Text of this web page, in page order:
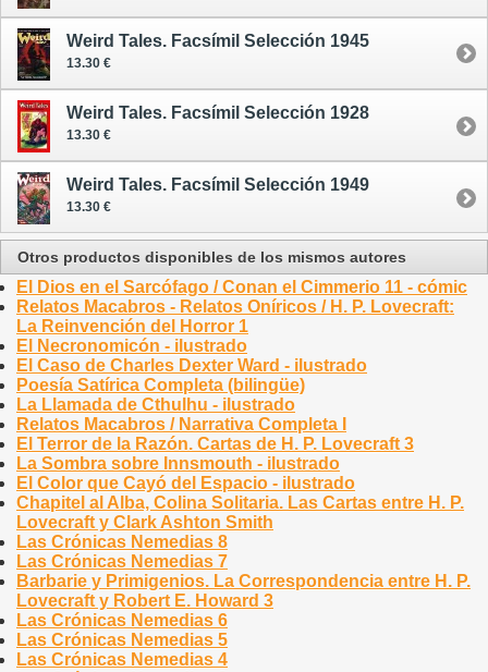
Weird Tales. Facsímil Selección 1945
13.30 €
Weird Tales. Facsímil Selección 1928
13.30 €
Weird Tales. Facsímil Selección 1949
13.30 €
Otros productos disponibles de los mismos autores
El Dios en el Sarcófago / Conan el Cimmerio 11 - cómic
Relatos Macabros - Relatos Oníricos / H. P. Lovecraft:
La Reinvención del Horror 1
El Necronomicón - ilustrado
El Caso de Charles Dexter Ward - ilustrado
Poesía Satírica Completa (bilingüe)
La Llamada de Cthulhu - ilustrado
Relatos Macabros / Narrativa Completa I
El Terror de la Razón. Cartas de H. P. Lovecraft 3
La Sombra sobre Innsmouth - ilustrado
El Color que Cayó del Espacio - ilustrado
Chapitel al Alba, Colina Solitaria. Las Cartas entre H. P.
Lovecraft y Clark Ashton Smith
Las Crónicas Nemedias 8
Las Crónicas Nemedias 7
Barbarie y Primigenios. La Correspondencia entre H. P.
Lovecraft y Robert E. Howard 3
Las Crónicas Nemedias 6
Las Crónicas Nemedias 5
Las Crónicas Nemedias 4